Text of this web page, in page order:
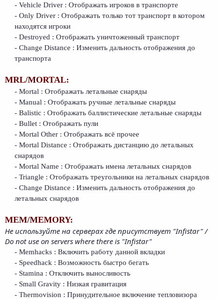
- Vehicle Driver : Отображать игроков в транспорте
- Only Driver : Отображать только тот транспорт в котором
находятся игроки
- Destroyed : Отображать уничтоженный транспорт
- Change Distance : Изменить дальность отображения до
транспорта
MRL/MORTAL:
- Mortal : Отображать летальные снаряды
- Manual : Отображать ручные летальные снаряды
- Balistic : Отображать баллистические летальные снаряды
- Bullet : Отображать пули
- Mortal Other : Отображать всё прочее
- Mortal Distance : Отображать дистанцию до летальных
снарядов
- Mortal Name : Отображать имена летальных снарядов
- Triangle : Отображать треугольники на летальных снарядов
- Change Distance : Изменить дальность отображения до
летальных снарядов
MEM/MEMORY:
Не используйте на серверах где присутствует "Infistar" /
Do not use on servers where there is "Infistar"
- Memhacks : Включить работу данной вкладки
- Speedhack : Возможность быстро бегать
- Stamina : Отключить выносливость
- Small Gravity : Низкая гравитация
- Thermovision : Принудительное включение тепловизора